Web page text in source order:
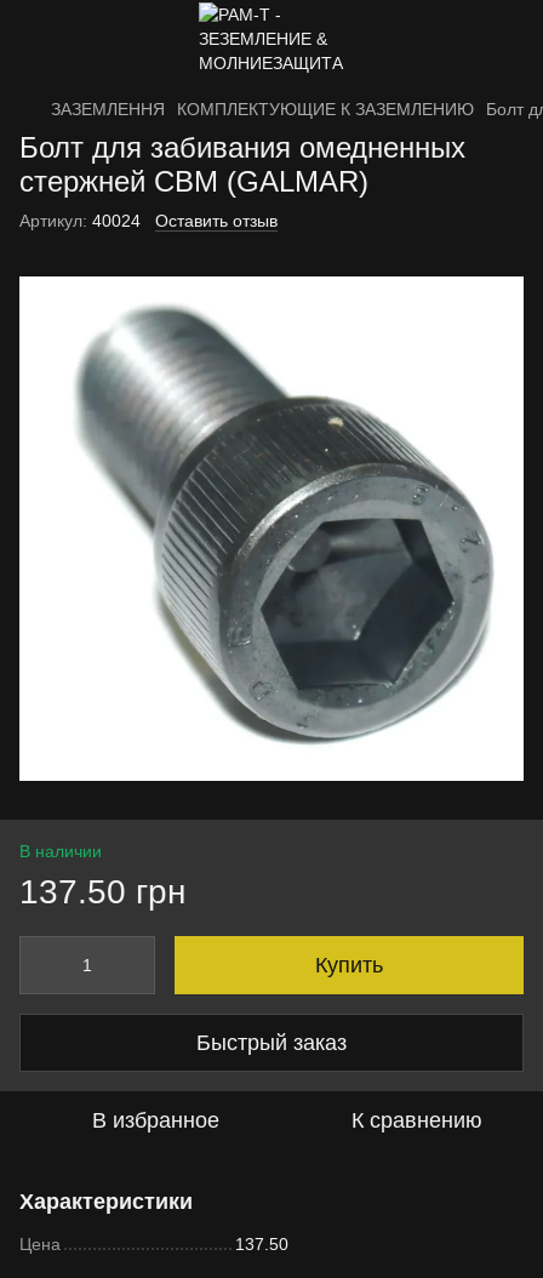
ЗАЗЕМЛЕННЯ КОМПЛЕКТУЮЩИЕ К ЗАЗЕМЛЕНИЮ Болт
Болт для забивания омедненных
стержней CBM (GALMAR)
Артикул: 40024 Оставить отзыв
В наличии
137.50 грн
Купить
Быстрый заказ
В избранное К сравнению
Характеристики
Цена 137.50